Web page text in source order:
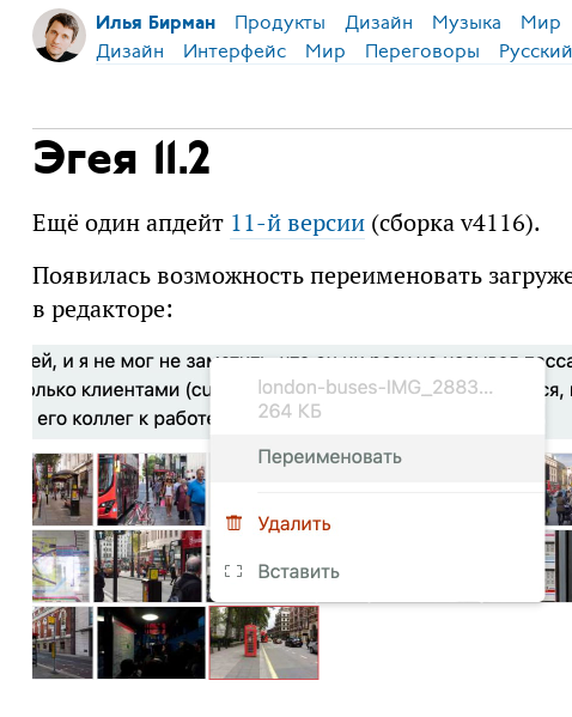
Илья Бирман Продукты Дизайн Музыка Мир
Дизайн Интерфейс Мир Переговоры
Эгея 11.2
Ещё один апдейт 11-й версии(сборка v4116).
Появилась возможность переименовать
в редакторе: